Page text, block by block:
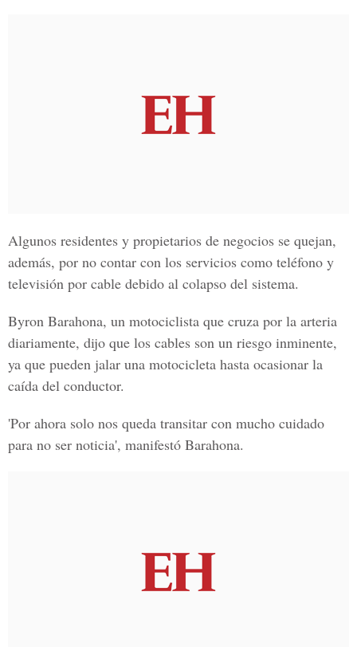
Algunos residentes y propietarios de negocios se quejan,
además, por no contar con los servicios como teléfono y
televisión por cable debido al colapso del sistema.
Byron Barahona, un motociclista que cruza por la arteria
diariamente, dijo que los cables son un riesgo inminente,
ya que pueden jalar una motocicleta hasta ocasionar la
caída del conductor.
'Por ahora solo nos queda transitar con mucho cuidado
para no ser noticia', manifestó Barahona.